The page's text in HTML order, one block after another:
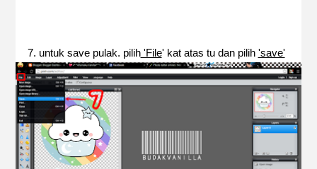
7. untuk save pulak. pilih'File' kat atas tu dan pilih 'save'